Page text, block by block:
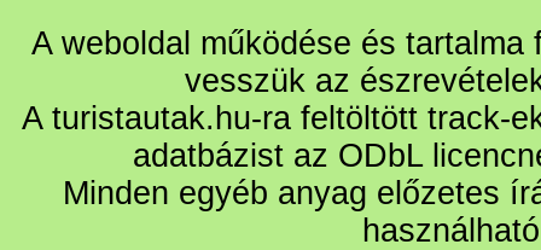
A weboldal működése és
vesszük az
A turistautak.hu-ra feltöltött track-
adatbázist az ODbL
Minden egyéb anyag előzetes